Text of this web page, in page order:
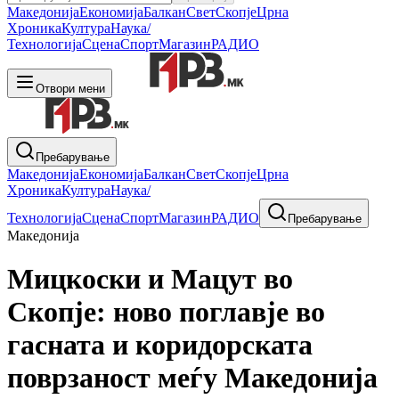
МакедонијаЕкономијаБалканСветСкопјеЦрна
ХроникаКултураНаука/
ТехнологијаСценаСпортМагазинРАДИО
Отвори мени
Пребарување
МакедонијаЕкономијаБалканСветСкопјеЦрна
ХроникаКултураНаука/
ТехнологијаСценаСпортМагазинРАДИО Пребарување
Македонија
Мицкоски и Мацут во
Скопје: ново поглавје во
гасната и коридорската
поврзаност меѓу Македонија